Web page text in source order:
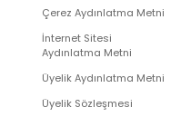
Çerez Aydınlatma Metni
İnternet Sitesi
Aydınlatma Metni
Üyelik Aydınlatma Metni
Üyelik Sözleşmesi